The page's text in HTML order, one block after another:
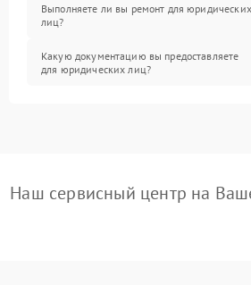
Выполняете ли вы ремонт для юридических
лиц?
Какую документацию вы предоставляете
для юридических лиц?
Наш сервисный центр на